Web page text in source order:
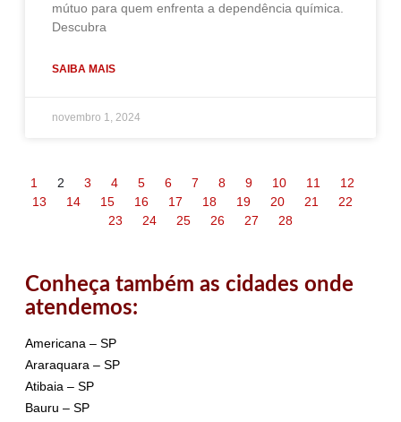
mútuo para quem enfrenta a dependência química.
Descubra
SAIBA MAIS
novembro 1, 2024
1 2 3 4 5 6 7 8 9 10 11
12
13
14 15 16 17 18 19 20 21
22
23
24 25 26 27 28
Conheça também as cidades onde
atendemos:
Americana – SP
Araraquara – SP
Atibaia – SP
Bauru – SP